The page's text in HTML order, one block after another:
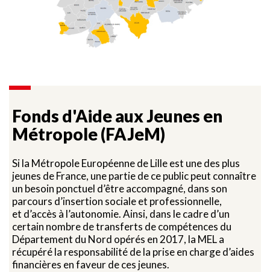
Fonds d'Aide aux Jeunes en
Métropole (FAJeM)
Si la Métropole Européenne de Lille est une des plus
jeunes de France, une partie de ce public peut connaître
un besoin ponctuel d’être accompagné, dans son
parcours d’insertion sociale et professionnelle,
et d’accès à l’autonomie. Ainsi, dans le cadre d’un
certain nombre de transferts de compétences du
Département du Nord opérés en 2017, la MEL a
récupéré la responsabilité de la prise en charge d’aides
financières en faveur de ces jeunes.